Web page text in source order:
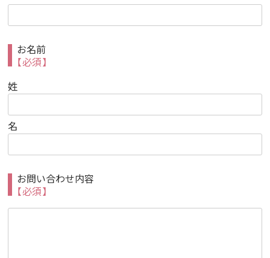
お名前
【必須】
姓
名
お問い合わせ内容
【必須】